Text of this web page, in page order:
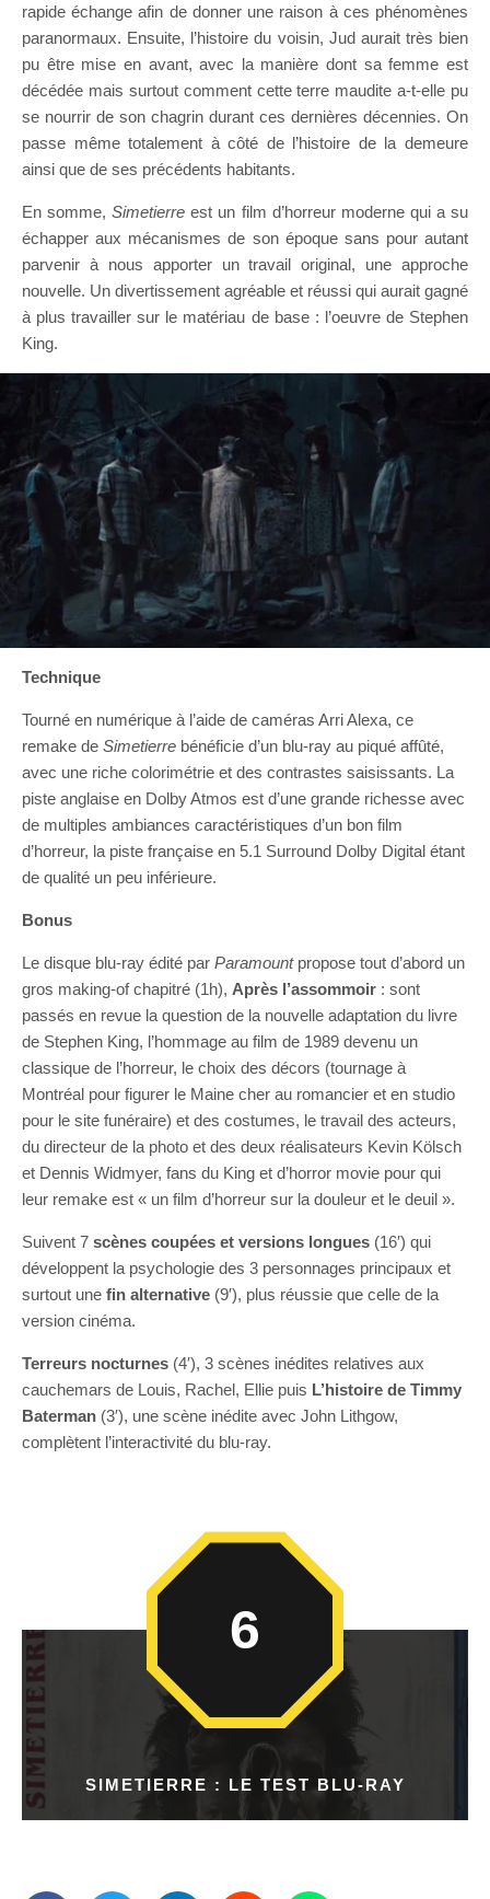
rapide échange afin de donner une raison à ces phénomènes
paranormaux. Ensuite, l’histoire du voisin, Jud aurait très bien
pu être mise en avant, avec la manière dont sa femme est
décédée mais surtout comment cette terre maudite a-t-elle pu
se nourrir de son chagrin durant ces dernières décennies. On
passe même totalement à côté de l’histoire de la demeure
ainsi que de ses précédents habitants.
En somme,Simetierre est un film d’horreur moderne qui a su
échapper aux mécanismes de son époque sans pour autant
parvenir à nous apporter un travail original, une approche
nouvelle. Un divertissement agréable et réussi qui aurait gagné
à plus travailler sur le matériau de base : l’oeuvre de Stephen
King.
Technique
Tourné en numérique à l’aide de caméras Arri Alexa, ce
remake de Simetierre bénéficie d’un blu-ray au piqué affûté,
avec une riche colorimétrie et des contrastes saisissants. La
piste anglaise en Dolby Atmos est d’une grande richesse avec
de multiples ambiances caractéristiques d’un bon film
d’horreur, la piste française en 5.1 Surround Dolby Digital étant
de qualité un peu inférieure.
Bonus
Le disque blu-ray édité par Paramountpropose tout d’abord un
gros making-of chapitré (1h), Après l’assommoir : sont
passés en revue la question de la nouvelle adaptation du livre
de Stephen King, l’hommage au film de 1989 devenu un
classique de l’horreur, le choix des décors (tournage à
Montréal pour figurer le Maine cher au romancier et en studio
pour le site funéraire) et des costumes, le travail des acteurs,
du directeur de la photo et des deux réalisateurs Kevin Kölsch
et Dennis Widmyer, fans du King et d’horror movie pour qui
leur remake est « un film d’horreur sur la douleur et le deuil ».
Suivent 7 scènes coupées et versions longues (16′) qui
développent la psychologie des 3 personnages principaux et
surtout une fin alternative (9′), plus réussie que celle de la
version cinéma.
Terreurs nocturnes (4′), 3 scènes inédites relatives aux
cauchemars de Louis, Rachel, Ellie puis L’histoire de Timmy
Baterman (3′), une scène inédite avec John Lithgow,
complètent l’interactivité du blu-ray.
SIMETIERRE : LE TEST BLU-RAY
6